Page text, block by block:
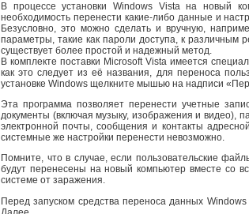
В процессе установки Windows Vista на новый
необходимость перенести какие-либо данные и
Безусловно, это можно сделать и вручную,
параметры, такие как пароли доступа, к различным
существует более простой и надежный метод.
В комплекте поставки Microsoft Vista имеется
как это следует из её названия, для переноса
установке Windows щелкните мышью на надписи
Эта программа позволяет перенести учетные
документы (включая музыку, изображения и видео),
электронной почты, сообщения и контакты
системные же настройки перенести невозможно.
Помните, что в случае, если пользовательские
будут перенесены на новый компьютер вместе со
системе от заражения.
Перед запуском средства переноса данных